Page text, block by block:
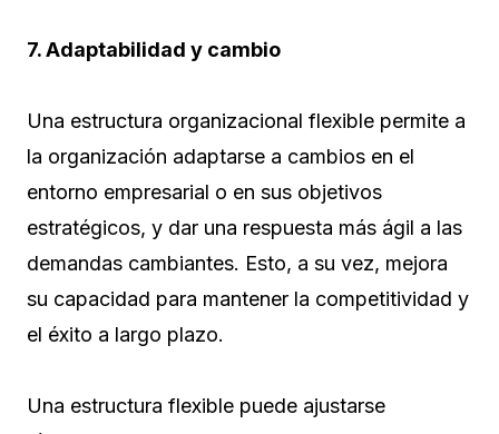
7. Adaptabilidad y cambio
Una estructura organizacional flexible permite a
la organización adaptarse a cambios en el
entorno empresarial o en sus objetivos
estratégicos, y dar una respuesta más ágil a las
demandas cambiantes. Esto, a su vez, mejora
su capacidad para mantener la competitividad y
el éxito a largo plazo.
Una estructura flexible puede ajustarse